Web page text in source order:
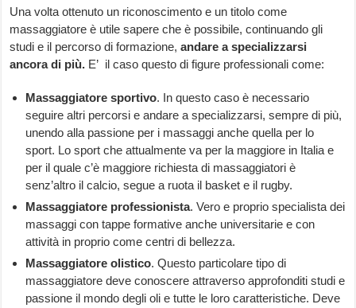
Una volta ottenuto un riconoscimento e un titolo come
massaggiatore è utile sapere che è possibile, continuando gli
studi e il percorso di formazione,andare a specializzarsi
ancora di più. E’ il caso questo di figure professionali come:
Massaggiatore sportivo. In questo caso è necessario
seguire altri percorsi e andare a specializzarsi, sempre di più,
unendo alla passione per i massaggi anche quella per lo
sport. Lo sport che attualmente va per la maggiore in Italia e
per il quale c’è maggiore richiesta di massaggiatori è
senz’altro il calcio, segue a ruota il basket e il rugby.
Massaggiatore professionista. Vero e proprio specialista dei
massaggi con tappe formative anche universitarie e con
attività in proprio come centri di bellezza.
Massaggiatore olistico. Questo particolare tipo di
massaggiatore deve conoscere attraverso approfonditi studi e
passione il mondo degli oli e tutte le loro caratteristiche. Deve